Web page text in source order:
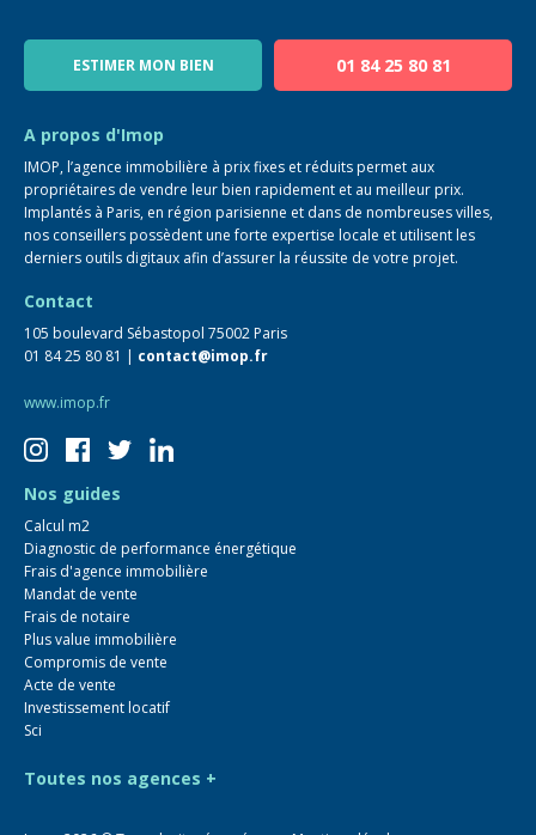
Blog
ESTIMER MON BIEN 01 84 25 80 81
A propos d'Imop
IMOP, l’agence immobilière à prix fixes et réduits permet aux
propriétaires de vendre leur bien rapidement et au meilleur prix.
Implantés à Paris, en région parisienne et dans de nombreuses villes,
nos conseillers possèdent une forte expertise locale et utilisent les
derniers outils digitaux afin d’assurer la réussite de votre projet.
Contact
105 boulevard Sébastopol 75002 Paris
01 84 25 80 81 | contact@imop.fr
www.imop.fr
Nos guides
Calcul m2
Diagnostic de performance énergétique
Frais d'agence immobilière
Mandat de vente
Frais de notaire
Plus value immobilière
Compromis de vente
Acte de vente
Investissement locatif
Sci
Toutes nos agences +